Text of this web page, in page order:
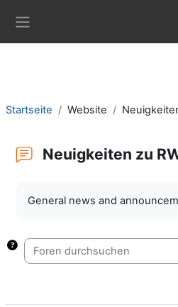
Startseite Website
Neuigkeiten zu
General news and
Foren durchsuchen